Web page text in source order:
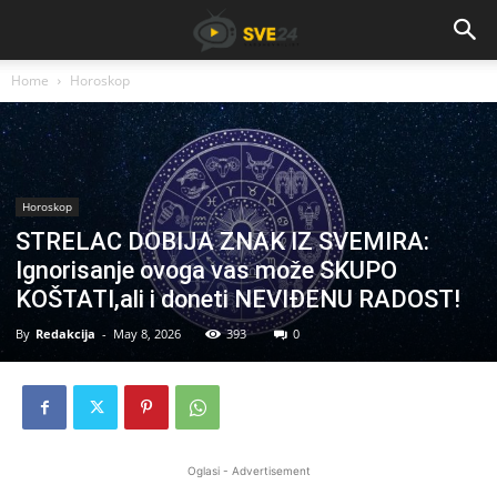
Home Horoskop
Horoskop
STRELAC DOBIJA ZNAK IZ SVEMIRA:
Ignorisanje ovoga vas može SKUPO
KOŠTATI,ali i doneti NEVIĐENU RADOST!
By Redakcija - May 8, 2026 393 0
Oglasi - Advertisement